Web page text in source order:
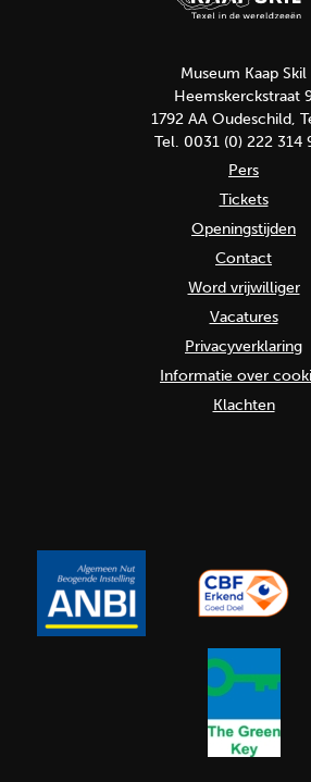
Museum Kaap Skil
Heemskerckstraat
1792 AA Oudeschild,
Tel. 0031 (0) 222 314
Pers
Tickets
Openingstijden
Contact
Word vrijwilliger
Vacatures
Privacyverklaring
Informatie over
Klachten